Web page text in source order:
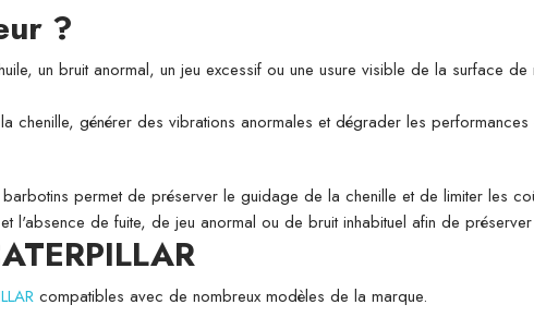
?
un bruit anormal, un jeu excessif ou une usure visible de la surface
chenille, générer des vibrations anormales et dégrader les
permet de préserver le guidage de la chenille et de limiter les
l'absence de fuite, de jeu anormal ou de bruit inhabituel afin de
compatibles avec de nombreux modèles de la marque.